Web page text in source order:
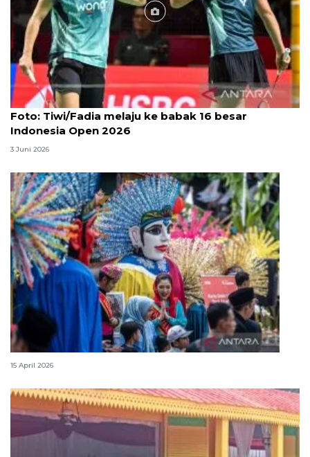
Foto
Foto: Tiwi/Fadia melaju ke babak 16 besar
Indonesia Open 2026
3 Juni 2026
Lebaran Betawi, harmoni tradisi dan kota global
15 April 2026